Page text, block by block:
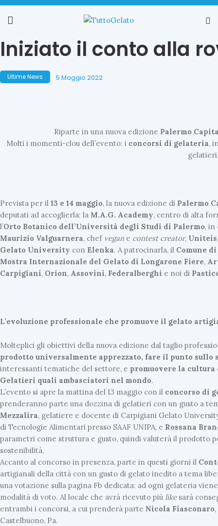
Iniziato il conto alla
Ultime News 5 Maggio 2022
Riparte in una nuova edizione Palermo
Molti i momenti-clou dell’evento: iconcorsi di gelateria,
Prevista per il 13 e 14 maggio, la nuova edizione di Palermo
deputati ad accoglierla: la M.A.G. Academy, centro di alta
l’Orto Botanico dell’Università degli Studi di Palermo, in
Maurizio Valguarnera, chef vegan e contest creator, Uniteis
Gelato University con Elenka. A patrocinarla, il Comune
Mostra Internazionale del Gelato di Longarone Fiere,
Carpigiani, Orion, Assovini, Federalberghi e noi di
L’evoluzione professionale che promuove il gelato
Molteplici gli obiettivi della nuova edizione dal taglio
prodotto universalmente apprezzato, fare il punto sullo
interessanti tematiche del settore, e promuovere la cultura
Gelatieri quali ambasciatori nel mondo.
L’evento si apre la mattina del 13 maggio con il concorso di
prenderanno parte una dozzina di gelatieri con un gusto a
Mezzalira, gelatiere e docente di Carpigiani Gelato
di Tecnologie Alimentari presso SAAF UNIPA, e Rossana
parametri come struttura e gusto, quindi valuterà il prodotto
sostenibilità.
Accanto al concorso in presenza, parte in questi giorni il
artigianali della città con un gusto di gelato inedito a tema
una votazione sulla pagina Fb dedicata: ad ogni gelateria
modalità di voto. Al locale che avrà ricevuto più likesarà
entrambi i concorsi, a cui prenderà parte Nicola Fiasconaro
Castelbuono, Pa.